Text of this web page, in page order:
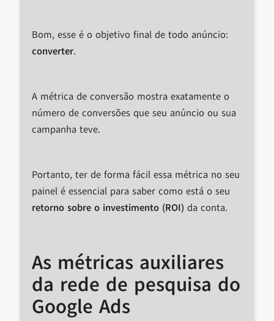
Bom, esse é o objetivo final de todo anúncio:
converter.
A métrica de conversão mostra exatamente o
número de conversões que seu anúncio ou sua
campanha teve.
Portanto, ter de forma fácil essa métrica no seu
painel é essencial para saber como está o seu
retorno sobre o investimento (ROI) da conta.
As métricas auxiliares
da rede de pesquisa do
Google Ads